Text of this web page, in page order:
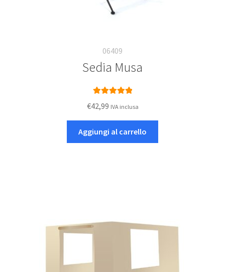
06409
Sedia Musa
€42,99 IVA inclusa
Aggiungi al carrello